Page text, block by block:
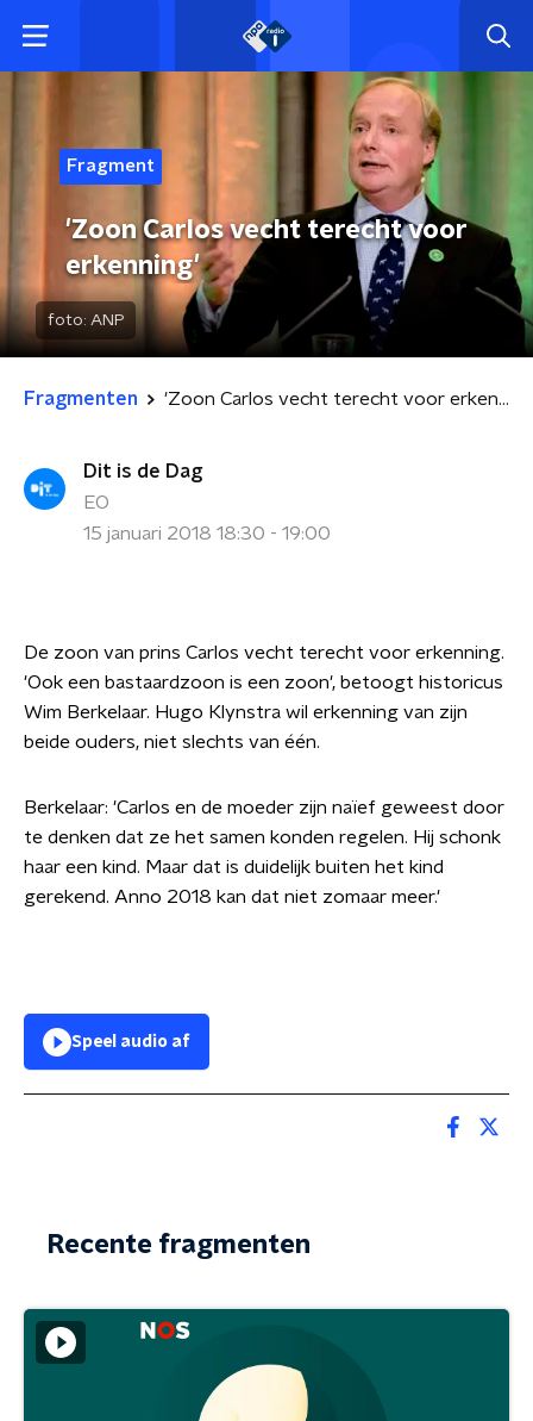
Fragment
'Zoon Carlos vecht terecht voor
erkenning'
foto: ANP
Fragmenten 'Zoon Carlos vecht terecht voor erkenning'
Dit is de Dag
EO
15 januari 2018 18:30 - 19:00
De zoon van prins Carlos vecht terecht voor erkenning.
'Ook een bastaardzoon is een zoon', betoogt historicus
Wim Berkelaar. Hugo Klynstra wil erkenning van zijn
beide ouders, niet slechts van één.
Berkelaar: 'Carlos en de moeder zijn naïef geweest door
te denken dat ze het samen konden regelen. Hij schonk
haar een kind. Maar dat is duidelijk buiten het kind
gerekend. Anno 2018 kan dat niet zomaar meer.'
Speel audio af
Recente fragmenten